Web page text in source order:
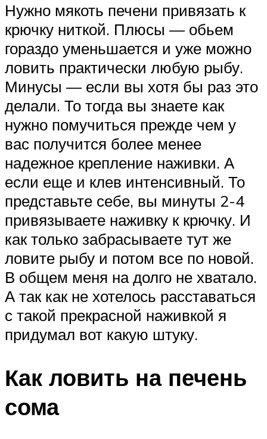
Нужно мякоть печени привязать к
крючку ниткой. Плюсы — обьем
гораздо уменьшается и уже можно
ловить практически любую рыбу.
Минусы — если вы хотя бы раз это
делали. То тогда вы знаете как
нужно помучиться прежде чем у
вас получится более менее
надежное крепление наживки. А
если еще и клев интенсивный. То
представьте себе, вы минуты 2-4
привязываете наживку к крючку. И
как только забрасываете тут же
ловите рыбу и потом все по новой.
В общем меня на долго не хватало.
А так как не хотелось расставаться
с такой прекрасной наживкой я
придумал вот какую штуку.
Как ловить на печень
сома